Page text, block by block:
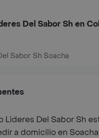
Del Sabor Sh en
Sabor Sh Soacha
Lideres Del Sabor Sh
a domicilio en